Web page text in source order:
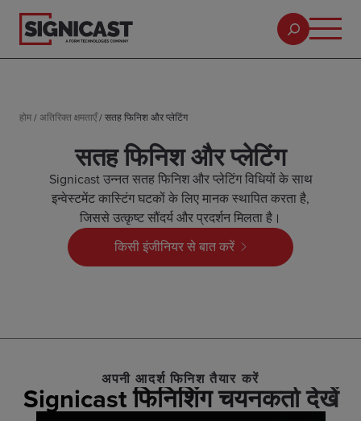
होम/अतिरिक्त क्षमताएँ/सतह फिनिश और प्लेटिंग
सतह फिनिश और प्लेटिंग
Signicast उन्नत सतह फिनिश और प्लेटिंग विधियों के साथ
इन्वेस्टमेंट कास्टिंग घटकों के लिए मानक स्थापित करता है,
जिससे उत्कृष्ट सौंदर्य और प्रदर्शन मिलता है।
किसी इंजीनियर से बात करें
अपनी आदर्श फिनिश तैयार करें
Signicast फिनिशिंग चयनकर्ता देखें